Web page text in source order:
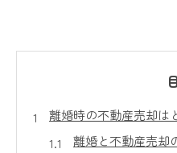
離婚時の不動産売却は
離婚と不動産売却